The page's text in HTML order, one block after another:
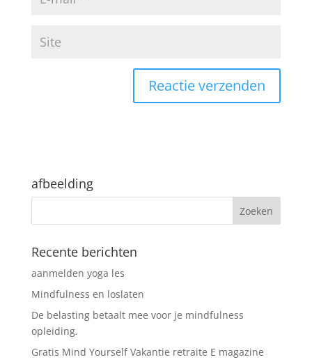
afbeelding
Recente berichten
aanmelden yoga les
Mindfulness en loslaten
De belasting betaalt mee voor je mindfulness
opleiding.
Gratis Mind Yourself Vakantie retraite E magazine